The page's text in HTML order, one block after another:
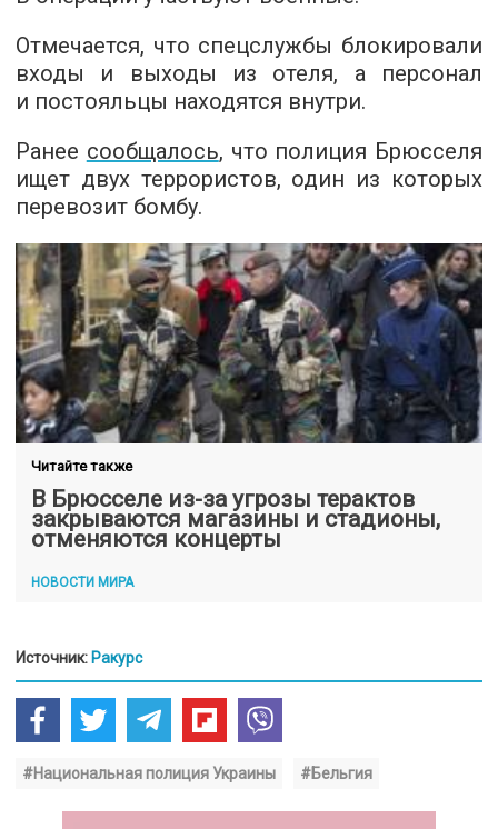
Отмечается, что спецслужбы блокировали
входы и выходы из отеля, а персонал
и постояльцы находятся внутри.
Ранее сообщалось, что полиция Брюсселя
ищет двух террористов, один из которых
перевозит бомбу.
Читайте также
В Брюсселе из-за угрозы терактов
закрываются магазины и стадионы,
отменяются концерты
НОВОСТИ МИРА
Источник: Ракурс
#Национальная полиция Украины #Бельгия